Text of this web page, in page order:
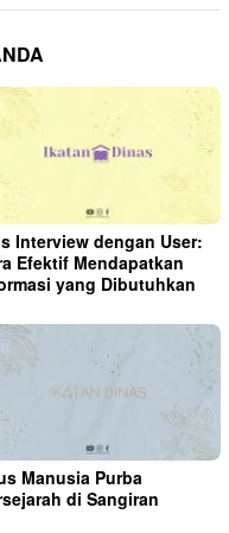
Interview dengan User:
Efektif Mendapatkan
yang Dibutuhkan
Manusia Purba
di Sangiran